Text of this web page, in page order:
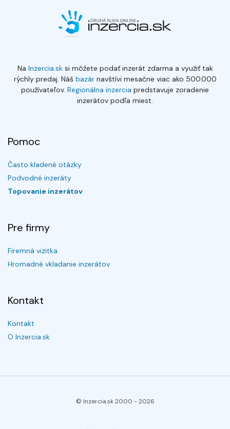
Na Inzercia.sksi môžete podať inzerát zdarma a využiť tak
rýchly predaj. Náš bazárnavštívi mesačne viac ako 500.000
používateľov. Regionálna inzercia predstavuje zoradenie
inzerátov podľa miest.
Pomoc
Často kladené otázky
Podvodné inzeráty
Topovanie inzerátov
Pre firmy
Firemná vizitka
Hromadné vkladanie inzerátov
Kontakt
Kontakt
O Inzercia.sk
© Inzercia.sk 2000 -2026